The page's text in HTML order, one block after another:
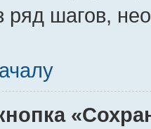
ряд шагов,